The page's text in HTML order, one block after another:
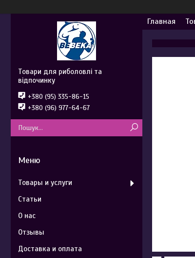
Главная
Товари для риболовлі та
відпочинку
+380 (95) 335-86-15
+380 (96) 977-64-67
Товары и услуги
Статьи
О нас
Отзывы
Доставка и оплата